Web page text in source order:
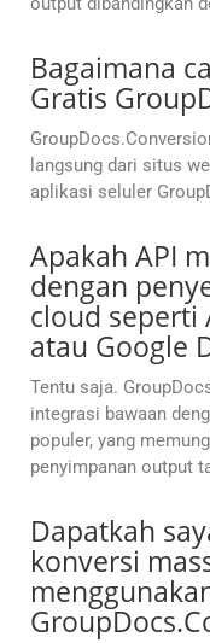
Bagaimana
Gratis
langsung dari situs
aplikasi seluler
Apakah API
dengan
cloud seperti
atau Google
Tentu saja.
integrasi bawaan
populer, yang
penyimpanan output
Dapatkah
konversi